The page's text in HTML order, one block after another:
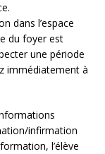
dans l’espace
du foyer est
une période
immédiatement à
infirmation
l’élève